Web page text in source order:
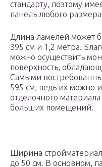
стандарту, поэтому
панель любого размера
Длина ламелей может
395 см и 1,2 метра.
можно осуществить
поверхность,
Самыми
595 см, ведь их можно
отделочного
больших помещений.
Ширина
до 50 см. В основном,